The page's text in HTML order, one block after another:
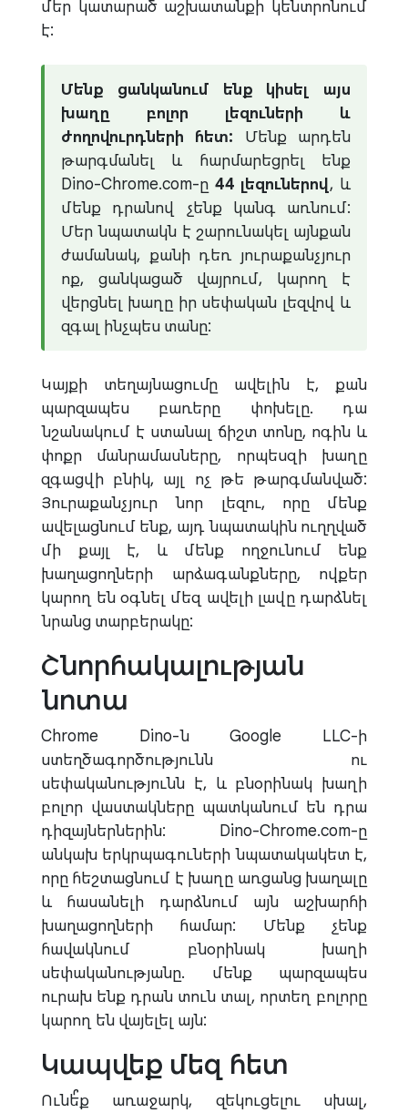
մեր կատարած աշխատանքի կենտրոնում
է:
Մենք ցանկանում ենք կիսել այս
խաղը բոլոր լեզուների և
ժողովուրդների հետ: Մենք արդեն
թարգմանել և հարմարեցրել ենք
Dino-Chrome.com-ը 44 լեզուներով, և
մենք դրանով չենք կանգ առնում:
Մեր նպատակն է շարունակել այնքան
ժամանակ, քանի դեռ յուրաքանչյուր
ոք, ցանկացած վայրում, կարող է
վերցնել խաղը իր սեփական լեզվով և
զգալ ինչպես տանը:
Կայքի տեղայնացումը ավելին է, քան
պարզապես բառերը փոխելը. դա
նշանակում է ստանալ ճիշտ տոնը, ոգին և
փոքր մանրամասները, որպեսզի խաղը
զգացվի բնիկ, այլ ոչ թե թարգմանված:
Յուրաքանչյուր նոր լեզու, որը մենք
ավելացնում ենք, այդ նպատակին ուղղված
մի քայլ է, և մենք ողջունում ենք
խաղացողների արձագանքները, ովքեր
կարող են օգնել մեզ ավելի լավը դարձնել
նրանց տարբերակը:
Շնորհակալության
նոտա
Chrome Dino-ն Google LLC-ի
ստեղծագործությունն ու
սեփականությունն է, և բնօրինակ խաղի
բոլոր վաստակները պատկանում են դրա
դիզայներներին: Dino-Chrome.com-ը
անկախ երկրպագուների նպատակակետ է,
որը հեշտացնում է խաղը առցանց խաղալը
և հասանելի դարձնում այն աշխարհի
խաղացողների համար: Մենք չենք
հավակնում բնօրինակ խաղի
սեփականությանը. մենք պարզապես
ուրախ ենք դրան տուն տալ, որտեղ բոլորը
կարող են վայելել այն:
Կապվեք մեզ հետ
Ունե՞ք առաջարկ, զեկուցելու սխալ,